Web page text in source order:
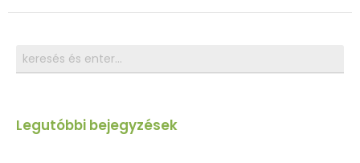
Legutóbbi bejegyzések